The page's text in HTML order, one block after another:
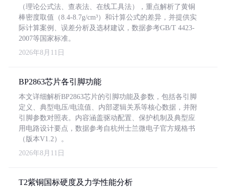
（理论公式法、查表法、在线工具法），重点解析了黄铜
棒密度取值（8.4-8.7g/cm³）和计算公式的差异，并提供实
际计算案例、误差分析及选材建议，数据参考GB/T 4423-
2007等国家标准。
2026年8月11日
BP2863芯片各引脚功能
本文详细解析BP2863芯片的引脚功能及参数，包括各引脚
定义、典型电压/电流值、内部逻辑关系等核心数据，并附
引脚参数对照表。内容涵盖驱动配置、保护机制及典型应
用电路设计要点，数据参考自杭州士兰微电子官方规格书
（版本V1.2）。
2026年8月11日
T2紫铜国标硬度及力学性能分析